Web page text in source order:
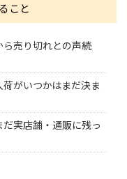
こと
売り切れとの声続
がいつかはまだ決ま
実店舗・通販に残っ